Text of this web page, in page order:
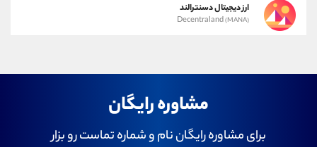
ارز دیجیتال دسنترالند
Decentraland(MANA)
مشاوره رایگان
برای مشاوره رایگان نام و شماره تماست رو بزار